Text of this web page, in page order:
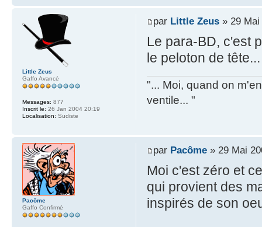
par Little Zeus» 29 Mai
Le para-BD, c'est
le peloton de tête...
"... Moi, quand on
ventile... "
Little Zeus
Gaffo Avancé
Messages: 877
Inscrit le: 26 Jan 2004 20:19
Localisation: Sudiste
par Pacôme» 29 Mai
Moi c'est zéro et
qui provient des
inspirés de son
Pacôme
Gaffo Confirmé